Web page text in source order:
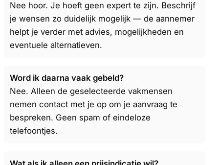
Nee hoor. Je hoeft geen expert te zijn. Beschrijf
je wensen zo duidelijk mogelijk — de aannemer
helpt je verder met advies, mogelijkheden en
eventuele alternatieven.
Word ik daarna vaak gebeld?
Nee. Alleen de geselecteerde vakmensen
nemen contact met je op om je aanvraag te
bespreken. Geen spam of eindeloze
telefoontjes.